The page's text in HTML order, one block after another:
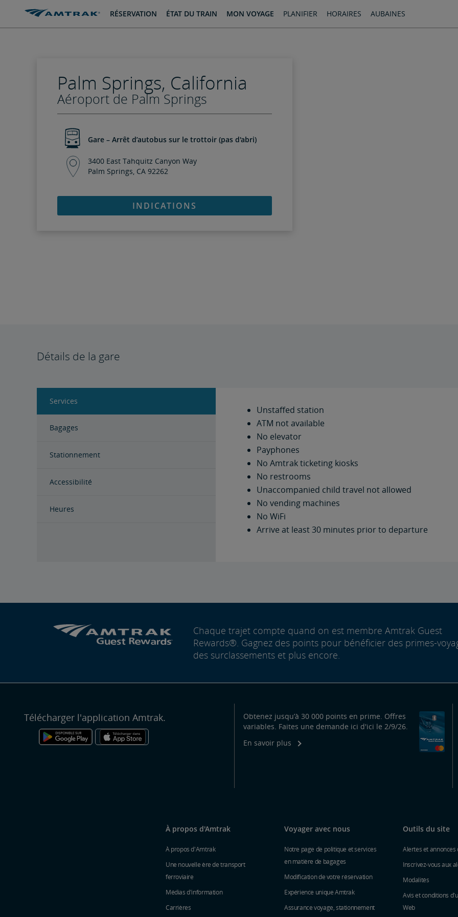
passer
passer
navigation
RÉSERVATION ÉTAT DU TRAIN MON VOYAGE PLANIFIER HORAIRES AUBAINES
Palm Springs, California
Aéroport de Palm Springs
Gare – Arrêt d’autobus sur le trottoir (pas d'abri)
3400 East Tahquitz Canyon Way
Palm Springs, CA 92262
INDICATIONS
Détails de la gare
Services
Bagages
Stationnement
Accessibilité
Heures
Unstaffed station
ATM not available
No elevator
Payphones
No Amtrak ticketing kiosks
No restrooms
Unaccompanied child travel not allowed
No vending machines
No WiFi
Arrive at least 30 minutes prior to departure
Chaque trajet compte quand on est membre Amtrak Guest
Rewards®. Gagnez des points pour bénéficier des primes-
des surclassements et plus encore.
Télécharger l'application Amtrak.
Obtenez jusqu’à 30 000 points en prime. Offres
variables. Faites une demande ici d'ici le 2/9/26.
En savoir plus
À propos d'Amtrak
À propos d'Amtrak
Une nouvelle ère de transport
ferroviaire
Médias d'information
Carrières
Voyager avec nous
Notre page de politique et services
en matière de bagages
Modification de votre réservation
Expérience unique Amtrak
Assurance voyage, stationnement
Outils du site
Alertes et annonces
Inscrivez-vous aux
Modalités
Avis et conditions
Web